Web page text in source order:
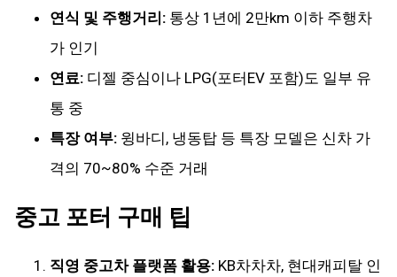
연식 및 주행거리: 통상 1년에 2만km 이하 주행차
가 인기
연료: 디젤 중심이나 LPG(포터EV 포함)도 일부 유
통 중
특장 여부: 윙바디, 냉동탑 등 특장 모델은 신차 가
격의 70~80% 수준 거래
중고 포터 구매 팁
직영 중고차 플랫폼 활용: KB차차차, 현대캐피탈 인